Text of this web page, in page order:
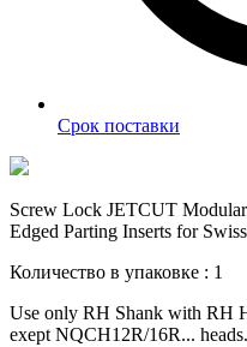
Срок поставки
Screw Lock JETCUT
Edged Parting Inserts for
Количество в упаковке : 1
Use only RH Shank with RH
exept NQCH12R/16R... heads.